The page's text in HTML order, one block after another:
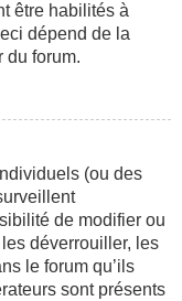
être habilités à
dépend de la
du forum.
(ou des
de modifier ou
déverrouiller, les
le forum qu’ils
sont présents